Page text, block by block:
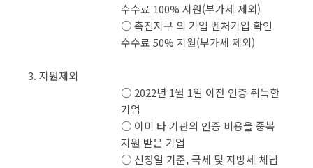
수수료 100% 지원(부가세 제외)
○ 촉진지구 외 기업 벤처기업 확인
수수료 50% 지원(부가세 제외)
3. 지원제외
○ 2022년 1월 1일 이전 인증 취득한
기업
○ 이미 타 기관의 인증 비용을 중복
지원 받은 기업
○ 신청일 기준, 국세 및 지방세 체납